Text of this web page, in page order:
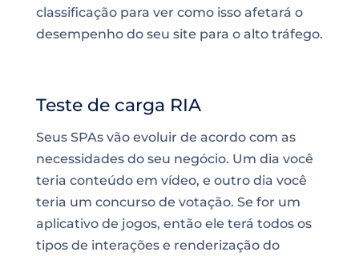
classificação para ver como isso afetará o
desempenho do seu site para o alto tráfego.
Teste de carga RIA
Seus SPAs vão evoluir de acordo com as
necessidades do seu negócio. Um dia você
teria conteúdo em vídeo, e outro dia você
teria um concurso de votação. Se for um
aplicativo de jogos, então ele terá todos os
tipos de interações e renderização do